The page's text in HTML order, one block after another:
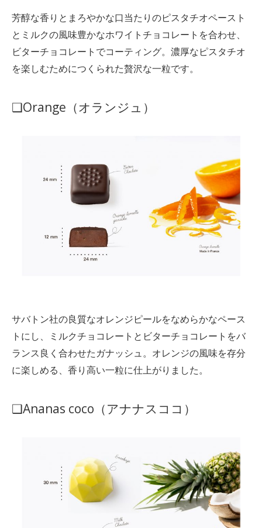
芳醇な香りとまろやかな口当たりのピスタチオペースト
とミルクの風味豊かなホワイトチョコレートを合わせ、
ビターチョコレートでコーティング。濃厚なピスタチオ
を楽しむためにつくられた贅沢な一粒です。
❑Orange（オランジュ）
サバトン社の良質なオレンジピールをなめらかなペース
トにし、ミルクチョコレートとビターチョコレートをバ
ランス良く合わせたガナッシュ。オレンジの風味を存分
に楽しめる、香り高い一粒に仕上がりました。
❑Ananas coco（アナナスココ）